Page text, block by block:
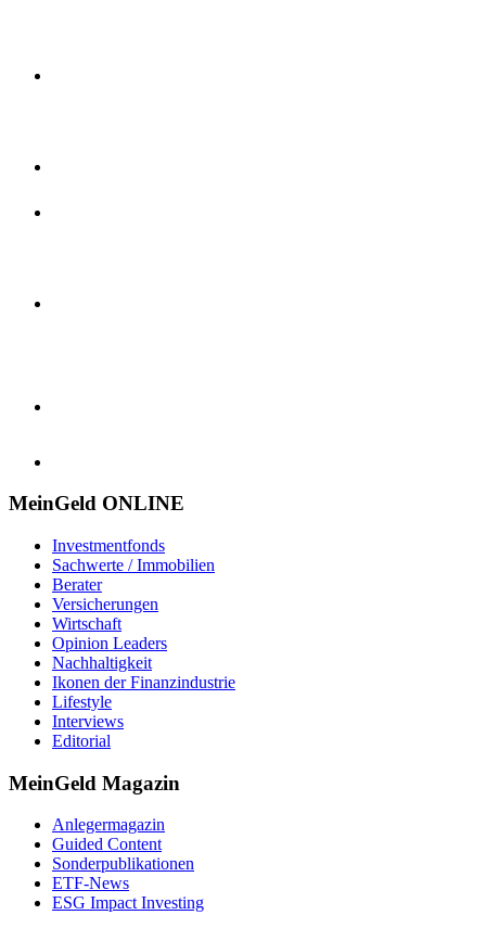
MeinGeld ONLINE
Investmentfonds
Sachwerte / Immobilien
Berater
Versicherungen
Wirtschaft
Opinion Leaders
Nachhaltigkeit
Ikonen der Finanzindustrie
Lifestyle
Interviews
Editorial
MeinGeld Magazin
Anlegermagazin
Guided Content
Sonderpublikationen
ETF-News
ESG Impact Investing